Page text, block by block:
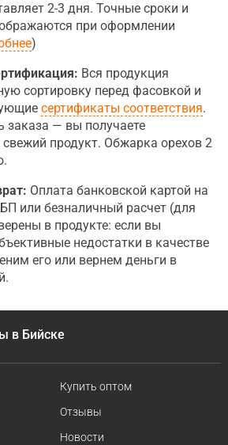
2-3 дня. Точные сроки и
при оформлении
)
Вся продукция
сортировку перед фасовкой и
сертификаты соответствия.
заказа — вы получаете
продукт. Обжарка орехов 2
Оплата банковской картой на
или безналичный расчет (для
в продукте: если вы
недостатки в качестве
его или вернем деньги в
в Бийске
Купить оптом
Отзывы
Новости